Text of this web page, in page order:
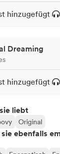
hinzugefügt
Dreaming
hinzugefügt
liebt
Original
ebenfalls